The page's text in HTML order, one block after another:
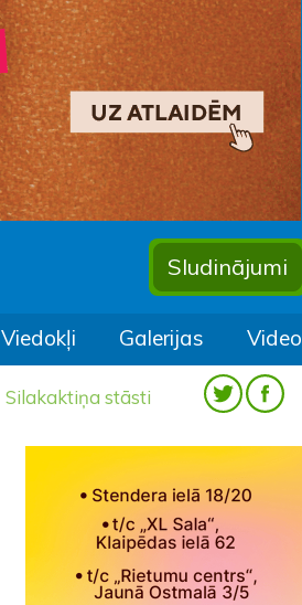
Sludinājumi
Viedokļi Galerijas Video
Silakaktiņa stāsti